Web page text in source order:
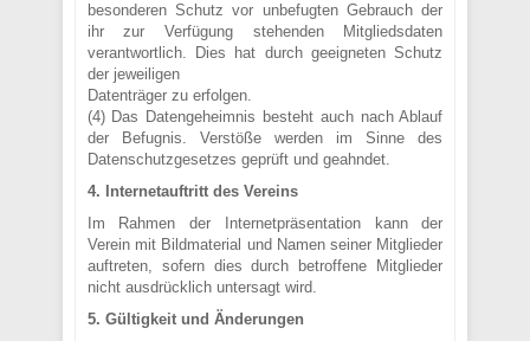
besonderen Schutz vor unbefugten Gebrauch der
ihr zur Verfügung stehenden Mitgliedsdaten
verantwortlich. Dies hat durch geeigneten Schutz
der jeweiligen
Datenträger zu erfolgen.
(4) Das Datengeheimnis besteht auch nach Ablauf
der Befugnis. Verstöße werden im Sinne des
Datenschutzgesetzes geprüft und geahndet.
4. Internetauftritt des Vereins
Im Rahmen der Internetpräsentation kann der
Verein mit Bildmaterial und Namen seiner Mitglieder
auftreten, sofern dies durch betroffene Mitglieder
nicht ausdrücklich untersagt wird.
5. Gültigkeit und Änderungen